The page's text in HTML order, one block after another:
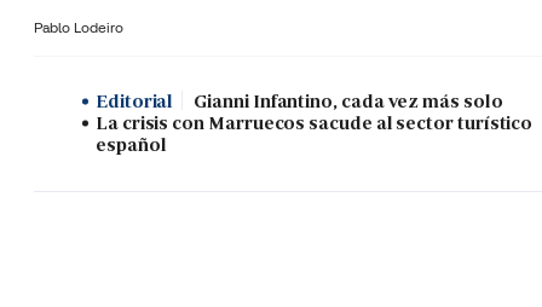
Pablo Lodeiro
Editorial
Gianni Infantino, cada vez más solo
La crisis con Marruecos sacude al sector turístico
español